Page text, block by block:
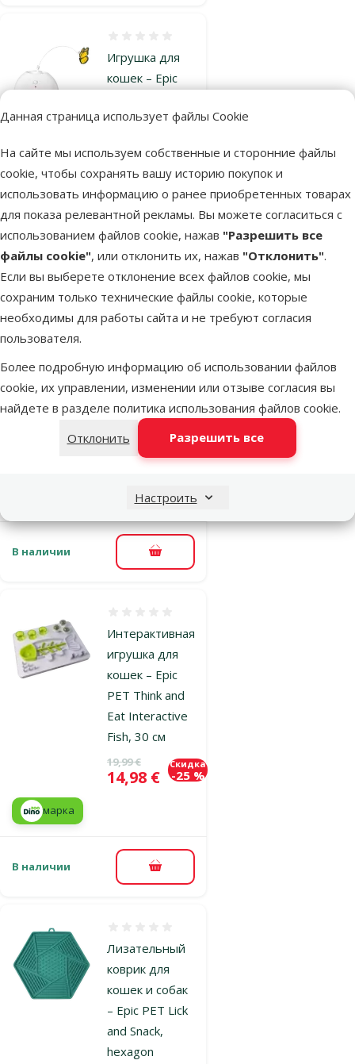
Данная страница использует файлы Cookie
На сайте мы используем собственные и сторонние файлы
cookie, чтобы сохранять вашу историю покупок и
использовать информацию о ранее приобретенных товарах
для показа релевантной рекламы. Вы можете согласиться с
использованием файлов cookie, нажав "Разрешить все
файлы cookie", или отклонить их, нажав "Отклонить".
Если вы выберете отклонение всех файлов cookie, мы
сохраним только технические файлы cookie, которые
необходимы для работы сайта и не требуют согласия
пользователя.
Более подробную информацию об использовании файлов
cookie, их управлении, изменении или отзыве согласия вы
найдете в разделе политика использования файлов cookie.
Отклонить
Разрешить все
Настроить
Игрушка для
кошек – Epic
butterfly, 13 см
Цена
7,48 €
Скидка
-25 %
Выгодно
марка
В наличии В корзину
игрушка для
кошек – Magic
Snake, 38 см
Оценка 0%
Исходная цена
12,99 €
Цена
9,74 €
Скидка
-25 %
В наличии В корзину
Интерактивная
игрушка для
кошек – Epic
PET Think and
Eat Interactive
Fish, 30 см
Исходная цена
19,99 €
Цена
14,98 €
Скидка
-25 %
марка
В наличии В корзину
Лизательный
коврик для
кошек и собак
– Epic PET Lick
and Snack,
hexagon